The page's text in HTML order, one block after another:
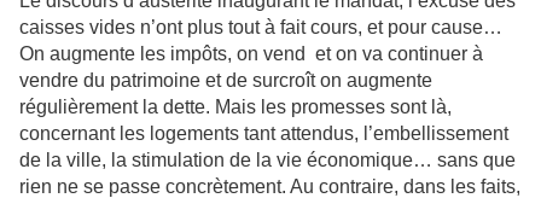
caisses vides n’ont plus tout à fait cours, et pour cause…
On augmente les impôts, on vend et on va continuer à
vendre du patrimoine et de surcroît on augmente
régulièrement la dette. Mais les promesses sont là,
concernant les logements tant attendus, l’embellissement
de la ville, la stimulation de la vie économique… sans que
rien ne se passe concrètement. Au contraire, dans les faits,